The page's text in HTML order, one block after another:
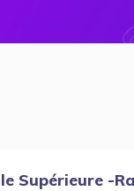
Supérieure -